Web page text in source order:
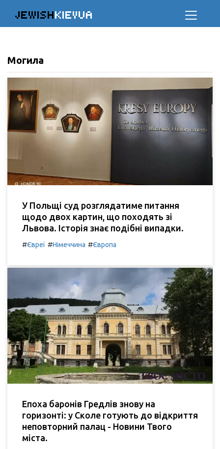
JEWISHKIEVUA
Могила
У Польщі суд розглядатиме питання
щодо двох картин, що походять зі
Львова. Історія знає подібні випадки.
#Євреї #Німеччина #Європа
Епоха баронів Гредлів знову на
горизонті: у Сколе готують до відкриття
неповторний палац - Новини Твого
міста.